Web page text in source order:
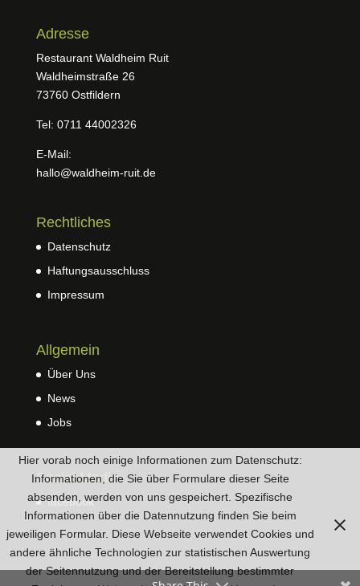
Adresse
Restaurant Waldheim Ruit
Waldheimstraße 26
73760 Ostfildern
Tel: 0711 44002326
E-Mail:
hallo@waldheim-ruit.de
Rechtliches
Datenschutz
Haftungsausschluss
Impressum
Allgemein
Über Uns
News
Jobs
Social Media
facebook
Hier vorab noch einige Informationen zum Datenschutz:
Informationen, die Sie über Formulare dieser Seite
absenden, werden von uns gespeichert. Spezifische
Informationen über die Datennutzung finden Sie beim
jeweiligen Formular. Diese Webseite verwendet Cookies und
andere ähnliche Technologien zur statistischen Auswertung
der Seitennutzung und der Bereitstellung bestimmter